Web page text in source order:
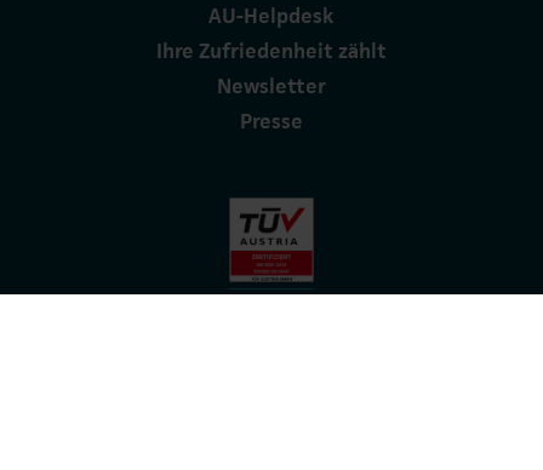
AU-Helpdesk
Ihre Zufriedenheit zählt
Newsletter
Presse